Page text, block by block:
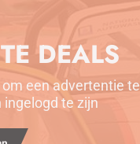
DEALS
een advertentie te
ingelogd te zijn